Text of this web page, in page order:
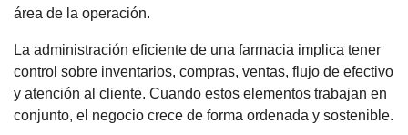
área de la operación.
La administración eficiente de una farmacia implica tener
control sobre inventarios, compras, ventas, flujo de efectivo
y atención al cliente. Cuando estos elementos trabajan en
conjunto, el negocio crece de forma ordenada y sostenible.